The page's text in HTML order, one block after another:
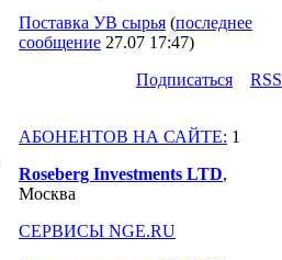
Поставка УВ сырья (последнее
сообщение 27.07 17:47)
Подпиcаться
RSS
АБОНЕНТОВ НА САЙТЕ: 1
Roseberg Investments LTD,
Москва
СЕРВИСЫ NGE.RU